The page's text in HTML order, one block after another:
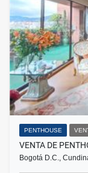
PENTHOUSE
VENTA DE
Bogotá D.C.,